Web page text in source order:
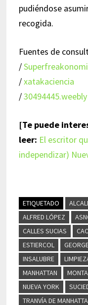
pudiéndose
recogida.
Fuentes de
/
/xatakaciencia
/30494445.weebly
[Te puede
leer: El escritor
independizar)
ETIQUETADO
ALFRED LÓPEZ
CALLES SUCIAS
ESTIERCOL
INSALUBRE
MANHATTAN
NUEVA YORK
TRANVÍA DE